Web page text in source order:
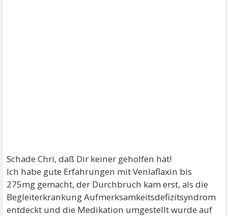
Schade Chri, daß Dir keiner geholfen hat!
Ich habe gute Erfahrungen mit Venlaflaxin bis
275mg gemacht, der Durchbruch kam erst, als die
Begleiterkrankung Aufmerksamkeitsdefizitsyndrom
entdeckt und die Medikation umgestellt wurde auf